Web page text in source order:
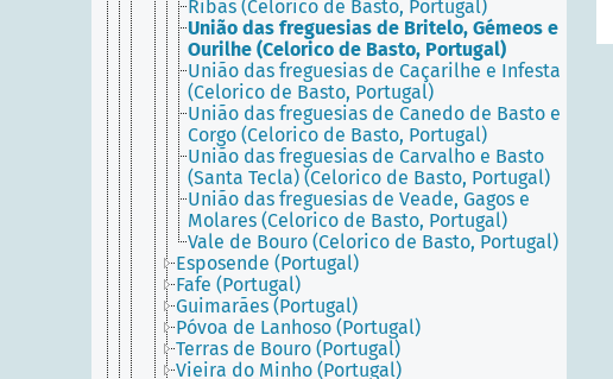
Ribas (Celorico de Basto, Portugal)
União das freguesias de Britelo, Gémeos e
Ourilhe (Celorico de Basto, Portugal)
União das freguesias de Caçarilhe e Infesta
(Celorico de Basto, Portugal)
União das freguesias de Canedo de Basto e
Corgo (Celorico de Basto, Portugal)
União das freguesias de Carvalho e Basto
(Santa Tecla) (Celorico de Basto, Portugal)
União das freguesias de Veade, Gagos e
Molares (Celorico de Basto, Portugal)
Vale de Bouro (Celorico de Basto, Portugal)
Esposende (Portugal)
Fafe (Portugal)
Guimarães (Portugal)
Póvoa de Lanhoso (Portugal)
Terras de Bouro (Portugal)
Vieira do Minho (Portugal)